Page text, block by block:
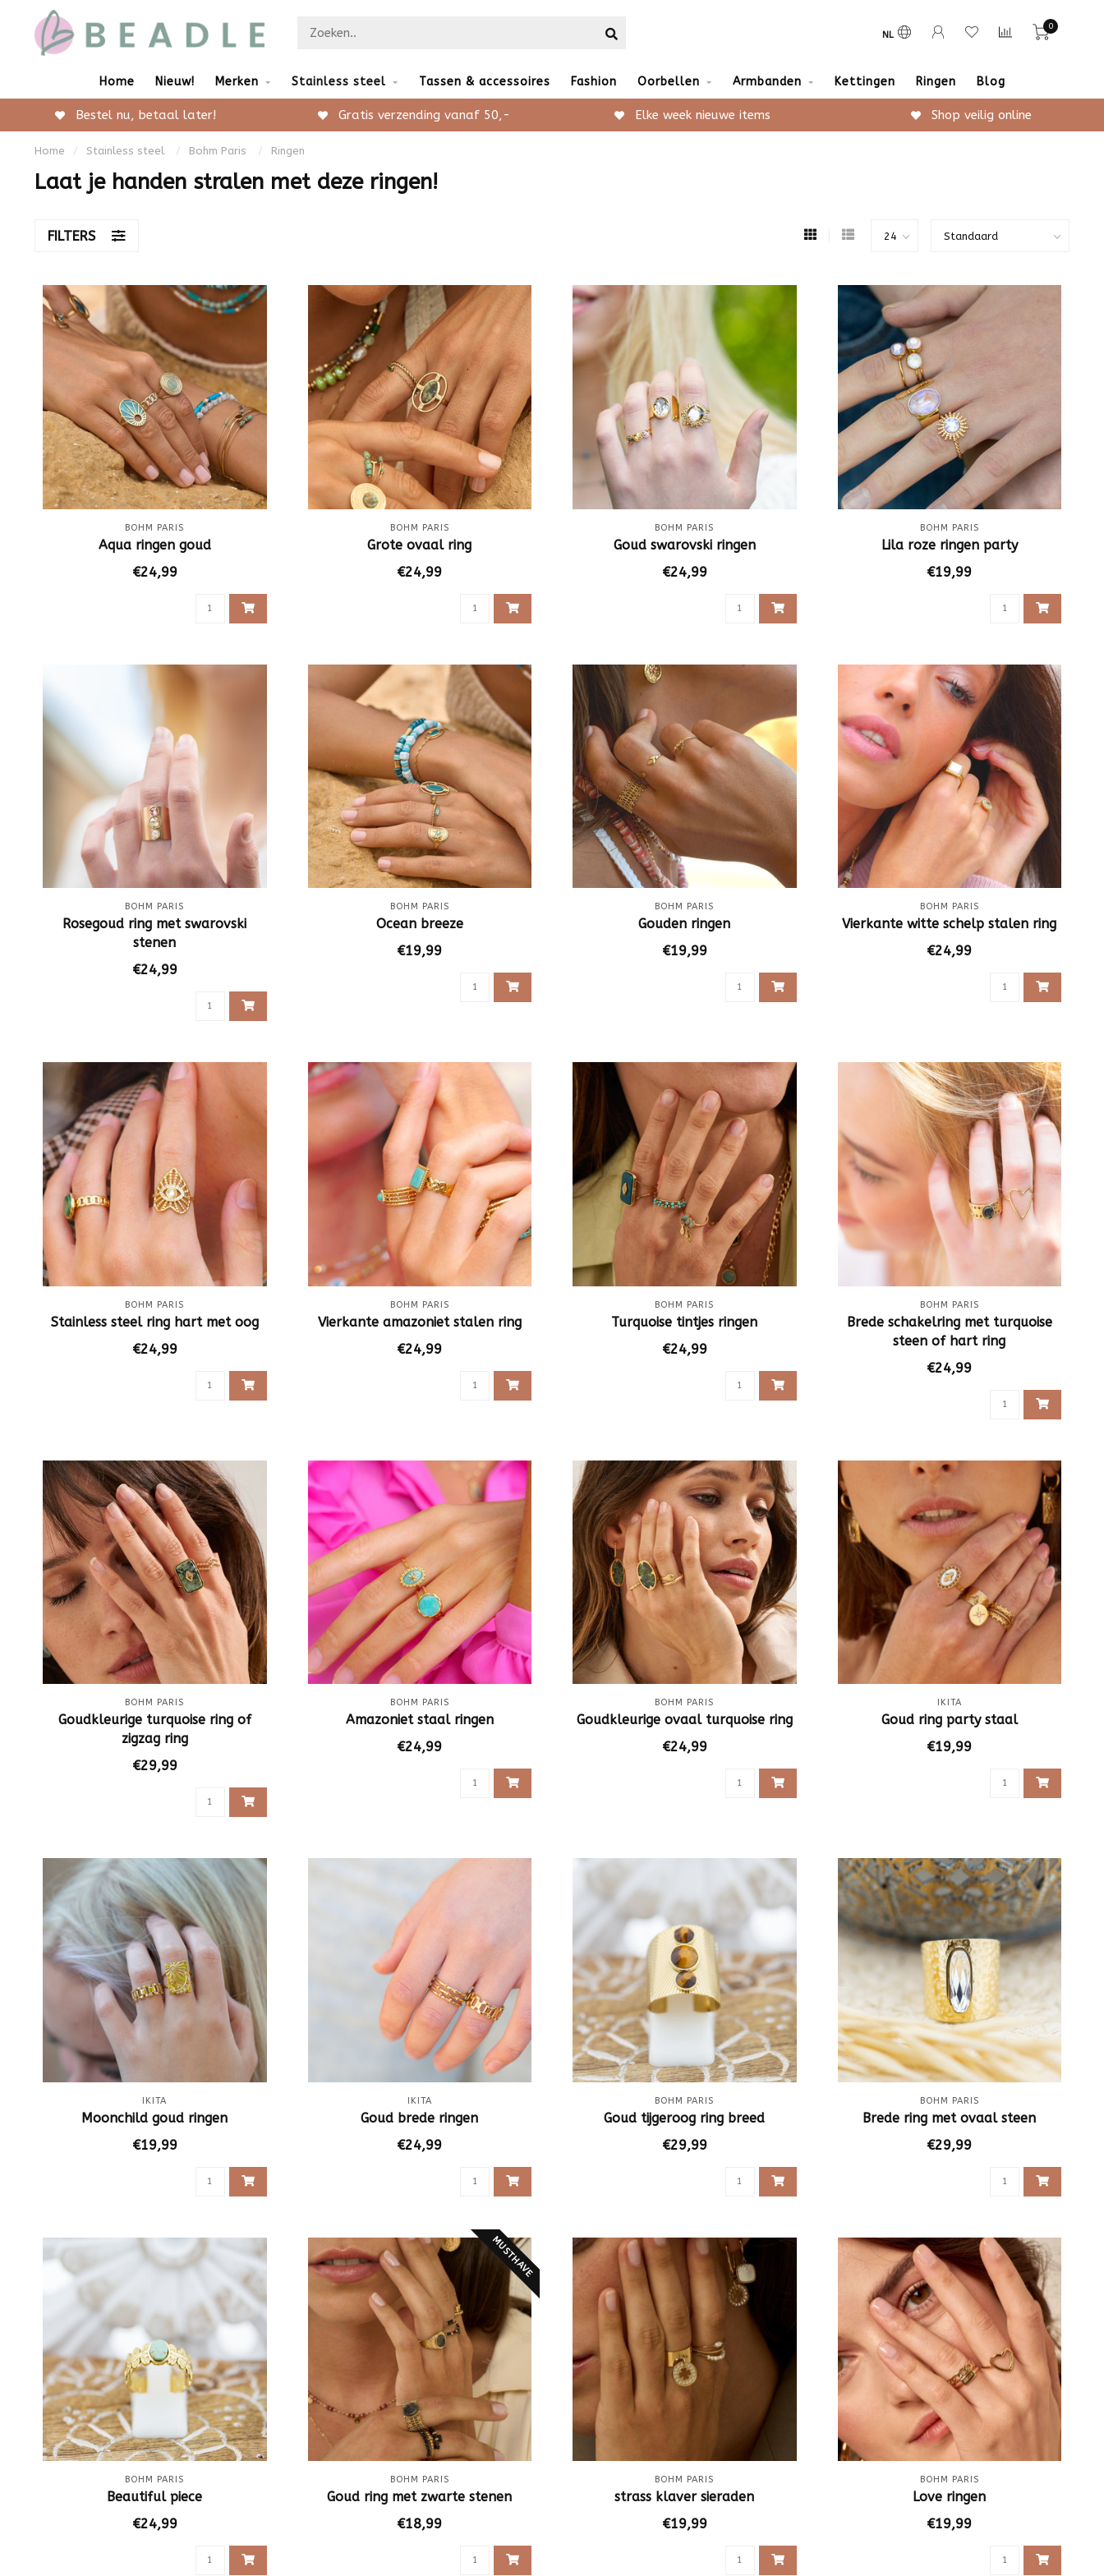
NL
0
Home Nieuw! Merken Stainless steel Tassen & accessoires Fashion Oorbellen Armbanden Kettingen Ringen Blog
Bestel nu, betaal later! Gratis verzending vanaf 50,- Elke week nieuwe items Shop veilig online
Home / Stainless steel / Bohm Paris / Ringen
Laat je handen stralen met deze ringen!
FILTERS
BOHM PARIS
Aqua ringen goud
€24,99
BOHM PARIS
Grote ovaal ring
€24,99
BOHM PARIS
Goud swarovski ringen
€24,99
BOHM PARIS
Lila roze ringen party
€19,99
BOHM PARIS
Rosegoud ring met swarovski
stenen
€24,99
BOHM PARIS
Ocean breeze
€19,99
BOHM PARIS
Gouden ringen
€19,99
BOHM PARIS
Vierkante witte schelp stalen ring
€24,99
BOHM PARIS
Stainless steel ring hart met oog
€24,99
BOHM PARIS
Vierkante amazoniet stalen ring
€24,99
BOHM PARIS
Turquoise tintjes ringen
€24,99
BOHM PARIS
Brede schakelring met turquoise
steen of hart ring
€24,99
BOHM PARIS
Goudkleurige turquoise ring of
zigzag ring
€29,99
BOHM PARIS
Amazoniet staal ringen
€24,99
BOHM PARIS
Goudkleurige ovaal turquoise ring
€24,99
IKITA
Goud ring party staal
€19,99
IKITA
Moonchild goud ringen
€19,99
IKITA
Goud brede ringen
€24,99
BOHM PARIS
Goud tijgeroog ring breed
€29,99
BOHM PARIS
Brede ring met ovaal steen
€29,99
BOHM PARIS
Beautiful piece
€24,99
MUSTHAVE
BOHM PARIS
Goud ring met zwarte stenen
€18,99
BOHM PARIS
strass klaver sieraden
€19,99
BOHM PARIS
Love ringen
€19,99